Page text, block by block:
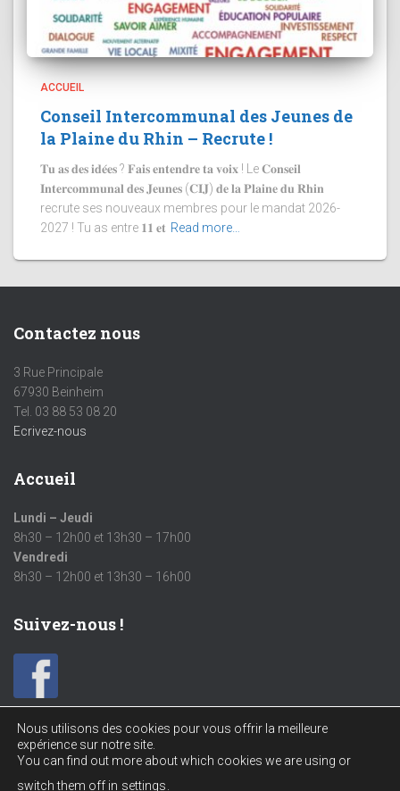
ACCUEIL
Conseil Intercommunal des Jeunes de
la Plaine du Rhin – Recrute !
𝐓𝐮 𝐚𝐬 𝐝𝐞𝐬 𝐢𝐝𝐞́𝐞𝐬 ? 𝐅𝐚𝐢𝐬 𝐞𝐧𝐭𝐞𝐧𝐝𝐫𝐞 𝐭𝐚 𝐯𝐨𝐢𝐱 ! Le 𝐂𝐨𝐧𝐬𝐞𝐢𝐥
𝐈𝐧𝐭𝐞𝐫𝐜𝐨𝐦𝐦𝐮𝐧𝐚𝐥 𝐝𝐞𝐬 𝐉𝐞𝐮𝐧𝐞𝐬 (𝐂𝐈𝐉) 𝐝𝐞 𝐥𝐚 𝐏𝐥𝐚𝐢𝐧𝐞 𝐝𝐮 𝐑𝐡𝐢𝐧
recrute ses nouveaux membres pour le mandat 2026-
2027 ! Tu as entre 𝟏𝟏 𝐞𝐭 Read more…
Contactez nous
3 Rue Principale
67930 Beinheim
Tel. 03 88 53 08 20
Ecrivez-nous
Accueil
Lundi – Jeudi
8h30 – 12h00 et 13h30 – 17h00
Vendredi
8h30 – 12h00 et 13h30 – 16h00
Suivez-nous !
Nous utilisons des cookies pour vous offrir la meilleure
expérience sur notre site.
You can find out more about which cookies we are using or
switch them off in settings